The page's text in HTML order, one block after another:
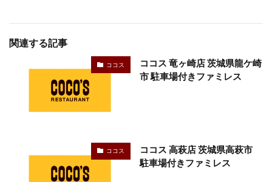
関連する記事
ココス
ココス 竜ヶ崎店 茨城県龍ケ崎
市 駐車場付きファミレス
ココス
ココス 高萩店 茨城県高萩市
駐車場付きファミレス